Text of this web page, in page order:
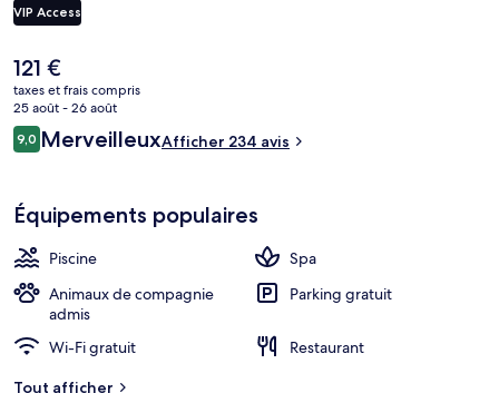
profiteront des massages, des enveloppements corporels et un
service de manucure et pédicure. Les options de restauration
invitent à siroter des boissons rafraîchissantes. Parmi les avantages
offerts par cet hébergement : un centre de remise en forme, une
salle de fitness et un bain à remous.
VIP Access
Le
prix
actuel
est
de
121 €
taxes et frais compris
25 août - 26 août
Avis
voyageurs
9,09,0 sur 10
MerveilleuxAfficher 234 avis
Équipements populaires
Piscine
Spa
Animaux de compagnie
admis
Parking gratuit
Wi-Fi gratuit
Restaurant
Tout afficher